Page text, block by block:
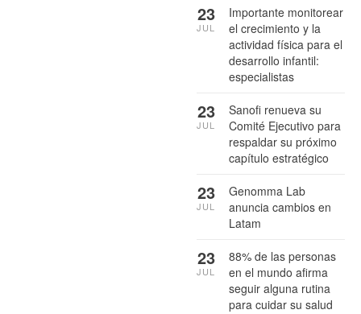
Importante monitorear
el crecimiento y la
actividad física para el
desarrollo infantil:
especialistas
23
JUL
Sanofi renueva su
Comité Ejecutivo para
respaldar su próximo
capítulo estratégico
23
JUL
Genomma Lab
anuncia cambios en
Latam
23
JUL
88% de las personas
en el mundo afirma
seguir alguna rutina
para cuidar su salud
23
JUL